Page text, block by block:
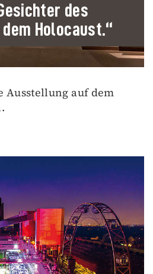
des
Holocaust.“
Ausstellung auf dem